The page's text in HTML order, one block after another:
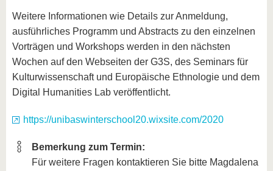
Weitere Informationen wie Details zur Anmeldung,
ausführliches Programm und Abstracts zu den einzelnen
Vorträgen und Workshops werden in den nächsten
Wochen auf den Webseiten der G3S, des Seminars für
Kulturwissenschaft und Europäische Ethnologie und dem
Digital Humanities Lab veröffentlicht.
https://unibaswinterschool20.wixsite.com/2020
Bemerkung zum Termin:
Für weitere Fragen kontaktieren Sie bitte Magdalena